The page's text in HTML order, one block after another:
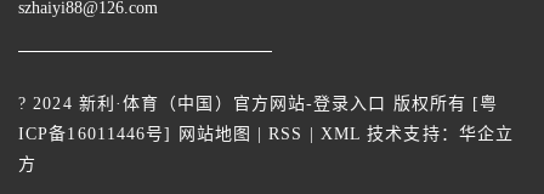
szhaiyi88@126.com
? 2024 新利·体育（中国）官方网站-登录入口 版权所有 [粤
ICP备16011446号] 网站地图 |RSS XML 技术支持： 华企立
方